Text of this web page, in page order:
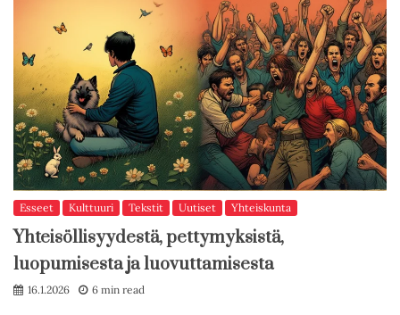
Esseet Kulttuuri Tekstit Uutiset Yhteiskunta
Yhteisöllisyydestä, pettymyksistä,
luopumisesta ja luovuttamisesta
16.1.2026 6 min read